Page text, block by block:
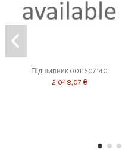
Підшипник 0011507140
2 048,07 ₴